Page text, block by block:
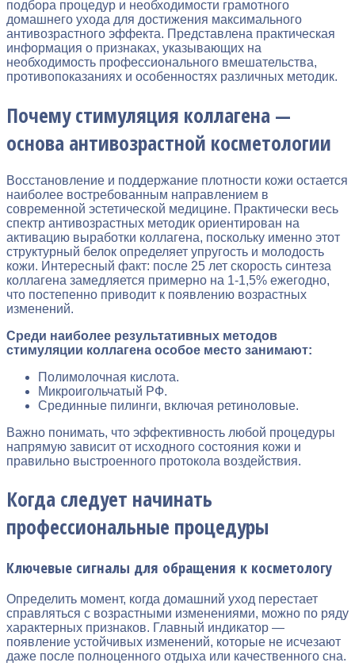
подбора процедур и необходимости грамотного
домашнего ухода для достижения максимального
антивозрастного эффекта. Представлена практическая
информация о признаках, указывающих на
необходимость профессионального вмешательства,
противопоказаниях и особенностях различных методик.
Почему стимуляция коллагена —
основа антивозрастной косметологии
Восстановление и поддержание плотности кожи остается
наиболее востребованным направлением в
современной эстетической медицине. Практически весь
спектр антивозрастных методик ориентирован на
активацию выработки коллагена, поскольку именно этот
структурный белок определяет упругость и молодость
кожи. Интересный факт: после 25 лет скорость синтеза
коллагена замедляется примерно на 1-1,5% ежегодно,
что постепенно приводит к появлению возрастных
изменений.
Среди наиболее результативных методов
стимуляции коллагена особое место занимают:
Полимолочная кислота.
Микроигольчатый РФ.
Срединные пилинги, включая ретиноловые.
Важно понимать, что эффективность любой процедуры
напрямую зависит от исходного состояния кожи и
правильно выстроенного протокола воздействия.
Когда следует начинать
профессиональные процедуры
Ключевые сигналы для обращения к косметологу
Определить момент, когда домашний уход перестает
справляться с возрастными изменениями, можно по ряду
характерных признаков. Главный индикатор —
появление устойчивых изменений, которые не исчезают
даже после полноценного отдыха или качественного сна.